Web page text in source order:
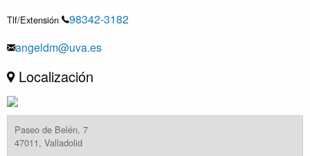
Tlf/Extensión
98342-3182
angeldm@uva.es
Localización
Paseo de Belén, 7
47011, Valladolid